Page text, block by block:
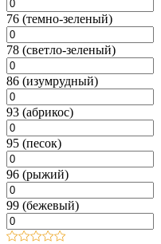
76 (темно-зеленый)
78 (светло-зеленый)
86 (изумрудный)
93 (абрикос)
95 (песок)
96 (рыжий)
99 (бежевый)